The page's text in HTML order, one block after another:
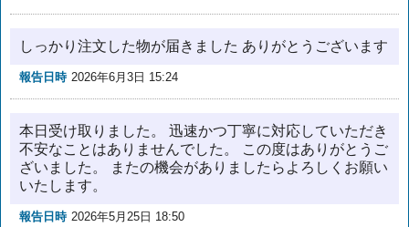
しっかり注文した物が届きました ありがとうございます
報告日時 2026年6月3日 15:24
本日受け取りました。 迅速かつ丁寧に対応していただき
不安なことはありませんでした。 この度はありがとうご
ざいました。 またの機会がありましたらよろしくお願い
いたします。
報告日時 2026年5月25日 18:50